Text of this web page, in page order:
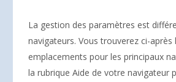
La gestion des paramètres est
navigateurs. Vous trouverez ci-après
emplacements pour les principaux
la rubrique Aide de votre navigateur